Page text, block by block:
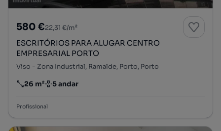
580 €22,31 €/m²
ESCRITÓRIOS PARA ALUGAR CENTRO
EMPRESARIAL PORTO
Viso - Zona Industrial, Ramalde, Porto, Porto
Preço por metro quadrado
26 m²
Andar 5 andar
Profissional